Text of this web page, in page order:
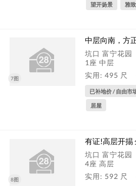
望开扬景 雅
7图
中层向南，方
坑口 富宁花园
1座 中层
实用: 495 尺
已补地价 / 自由市
居屋
8图
有证!高层开掦
坑口 富宁花园
4座 高层
实用: 592 尺